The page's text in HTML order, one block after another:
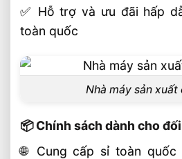
✅ Hỗ trợ và ưu đãi hấp
toàn quốc
Nhà máy sản xuất
📦 Chính sách dành cho
🌐 Cung cấp sỉ toàn